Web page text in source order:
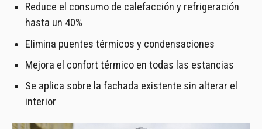
Reduce el consumo de calefacción y refrigeración
hasta un 40%
Elimina puentes térmicos y condensaciones
Mejora el confort térmico en todas las estancias
Se aplica sobre la fachada existente sin alterar el
interior